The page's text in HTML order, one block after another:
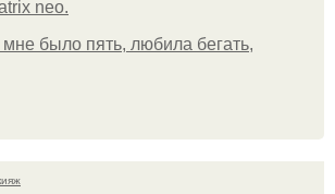
neo.
было пять, любила бегать,